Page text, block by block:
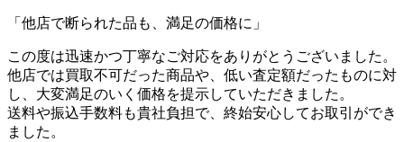
「他店で断られた品も、満足の価格に」
この度は迅速かつ丁寧なご対応をありがとうございました。
他店では買取不可だった商品や、低い査定額だったものに対
し、大変満足のいく価格を提示していただきました。
送料や振込手数料も貴社負担で、終始安心してお取引ができ
ました。